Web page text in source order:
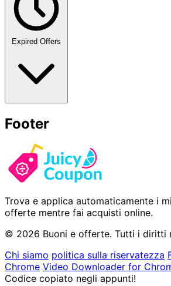
Expired Offers
Footer
Trova e applica automaticamente i
offerte mentre fai acquisti online.
© 2026 Buoni e offerte. Tutti i diritti
Chi siamo politica sulla riservatezza
Chrome Video Downloader for
Codice copiato negli appunti!